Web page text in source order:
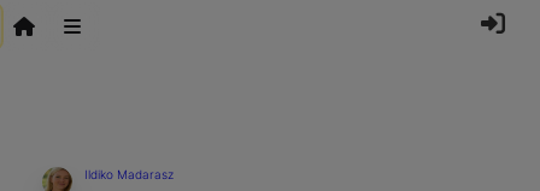
Ildiko Madarasz